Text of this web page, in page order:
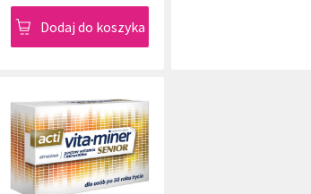
Dodaj do koszyka